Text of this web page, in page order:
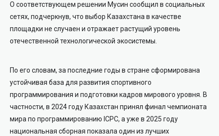
О соответствующем решении Мусин сообщил в социальных
сетях, подчеркнув, что выбор Казахстана в качестве
площадки не случаен и отражает растущий уровень
отечественной технологической экосистемы.
По его словам, за последние годы в стране сформирована
устойчивая база для развития спортивного
программирования и подготовки кадров мирового уровня. В
частности, в 2024 году Казахстан принял финал чемпионата
мира по программированию ICPC, а уже в 2025 году
национальная сборная показала один из лучших